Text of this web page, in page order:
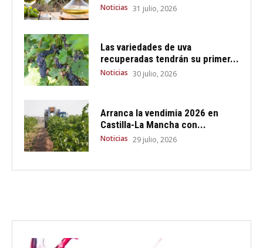
Noticias 31 julio, 2026
Las variedades de uva
recuperadas tendrán su primer...
Noticias 30 julio, 2026
Arranca la vendimia 2026 en
Castilla-La Mancha con...
Noticias 29 julio, 2026